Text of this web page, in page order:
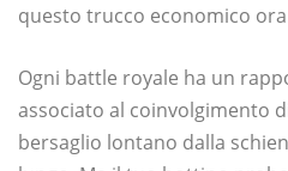
questo trucco economico
Ogni battle royale ha un
associato al coinvolgimento
bersaglio lontano dalla